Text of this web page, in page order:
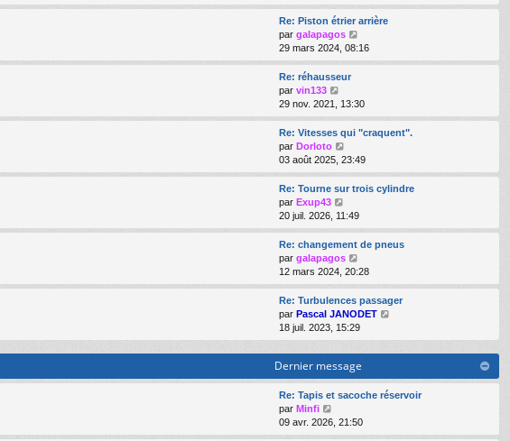
e
s
s
a
g
e
r
s
e
d
e
n
i
r
e
s
s
a
g
e
i
r
l
e
d
n
r
e
s
s
g
e
Re: Piston étrier arrière
par galapagos
o
i
e
d
e
n
r
s
s
g
e
29 mars 2024, 08:16
Re: réhausseur
par vin133
o
i
r
l
e
d
r
n
r
m
e
s
s
a
g
29 nov. 2021, 13:30
Re: Vitesses qui "craquent".
par Dorloto
o
i
r
e
d
n
r
m
e
a
e
03 août 2025, 23:49
Re: Tourne sur trois cylindre
par Exup43
o
i
r
l
e
d
r
n
r
m
s
20 juil. 2026, 11:49
Re: changement de pneus
par galapagos
o
i
r
l
e
d
e
r
n
i
r
m
12 mars 2024, 20:28
Re: Turbulences passager
par Pascal JANODET
i
r
e
d
n
18 juil. 2023, 15:29
Dernier message
Re: Tapis et sacoche réservoir
par Minfi
o
i
09 avr. 2026, 21:50